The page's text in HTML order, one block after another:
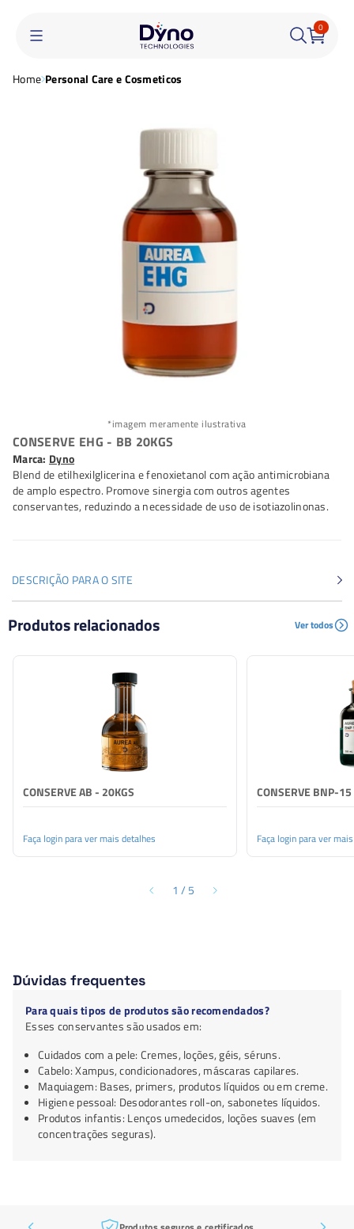
0
Home Personal Care e Cosmeticos
*imagem meramente ilustrativa
CONSERVE EHG - BB 20KGS
Marca: Dyno
Blend de etilhexilglicerina e fenoxietanol com ação antimicrobiana
de amplo espectro. Promove sinergia com outros agentes
conservantes, reduzindo a necessidade de uso de isotiazolinonas.
DESCRIÇÃO PARA O SITE
Blend de etilhexilglicerina e fenoxietanol com ação
antimicrobiana de amplo espectro. Promove sinergia com
outros agentes conservantes, reduzindo a necessidade
de uso de isotiazolinonas.
Produtos relacionados Ver todos
CONSERVE AB - 20KGS
Faça login para ver mais detalhes
CONSERVE BNP-
Faça login para ver
1 /5
Dúvidas frequentes
Para quais tipos de produtos são recomendados?
Esses conservantes são usados em:
Cuidados com a pele: Cremes, loções, géis, séruns.
Cabelo: Xampus, condicionadores, máscaras capilares.
Maquiagem: Bases, primers, produtos líquidos ou em creme.
Higiene pessoal: Desodorantes roll-on, sabonetes líquidos.
Produtos infantis: Lenços umedecidos, loções suaves (em
concentrações seguras).